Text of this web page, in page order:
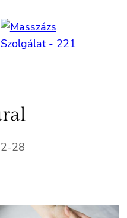
28